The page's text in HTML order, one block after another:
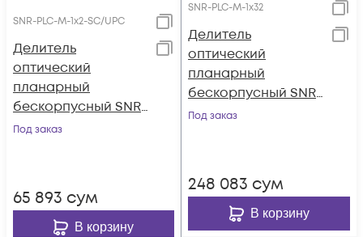
SNR-PLC-M-1x2-SC/UPC
Делитель
оптический
планарный
бескорпусный SNR-
PLC-M-1x2-SC/UPC
Под заказ
65 893 сум
В корзину
SNR-PLC-M-1x32
Делитель
оптический
планарный
бескорпусный SNR-
PLC-M-1x32
Под заказ
248 083 сум
В корзину